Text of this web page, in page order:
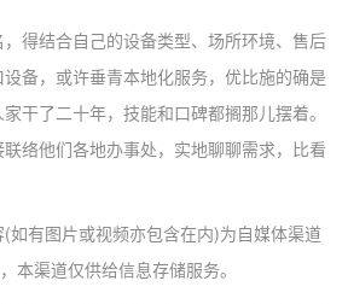
得结合自己的设备类型、场所环境、售后
备，或许垂青本地化服务，优比施的确是
了二十年，技能和口碑都搁那儿摆着。
络他们各地办事处，实地聊聊需求，比看
有图片或视频亦包含在内)为自媒体渠道
本渠道仅供给信息存储服务。